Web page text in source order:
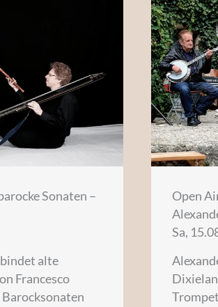
Sonaten –
alte
Francesco
Open
Sa,